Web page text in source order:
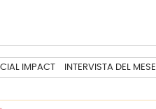
IMPACT INTERVISTA DEL MESE